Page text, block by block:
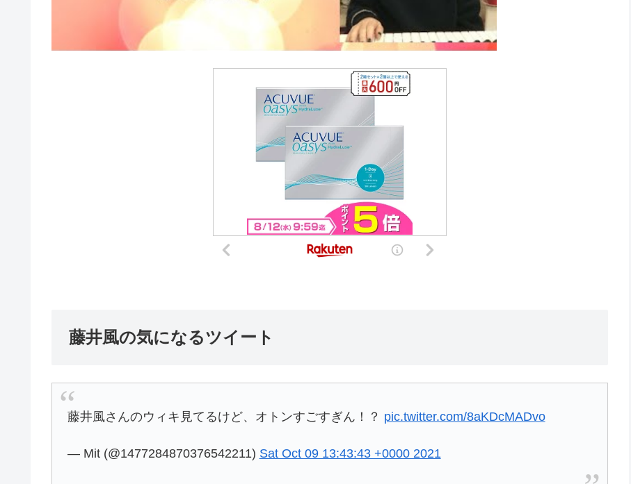
藤井風の気になるツイート
藤井風さんのウィキ見てるけど、オトンすごすぎん！？ pic.twitter.com/8aKDcMADvo
— Mit (@1477284870376542211) Sat Oct 09 13:43:43 +0000 2021